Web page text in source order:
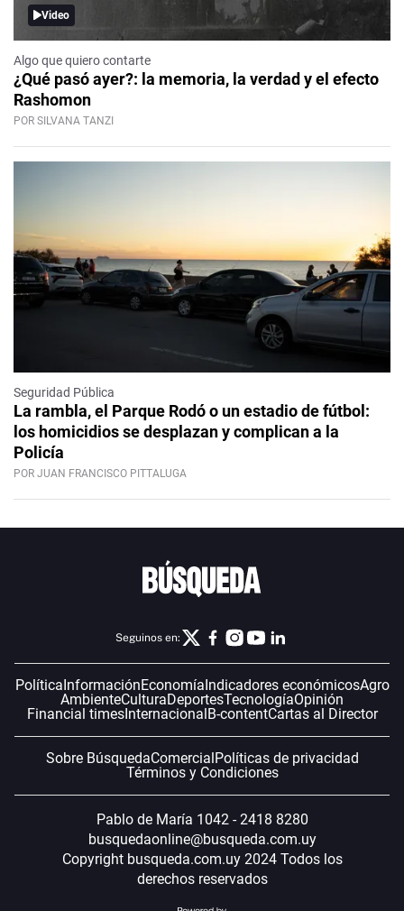
Video
Algo que quiero contarte
¿Qué pasó ayer?: la memoria, la verdad y el efecto
Rashomon
POR SILVANA TANZI
Seguridad Pública
La rambla, el Parque Rodó o un estadio de fútbol:
los homicidios se desplazan y complican a la
Policía
POR JUAN FRANCISCO PITTALUGA
Seguinos en:
Política InformaciónEconomía Indicadores económicosAgro
AmbienteCulturaDeportesTecnologíaOpinión
Financial timesInternacional B-contentCartas al Director
Sobre BúsquedaComercial Políticas de privacidad
Términos y Condiciones
Pablo de María 1042 - 2418 8280
busquedaonline@busqueda.com.uy
Copyright busqueda.com.uy 2024 Todos los
derechos reservados